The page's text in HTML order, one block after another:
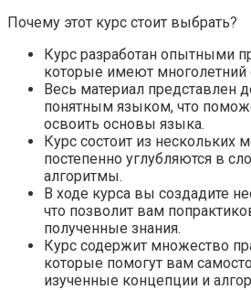
Почему этот курс стоит выбрать?
Курс разработан опытными
которые имеют многолетний
Весь материал представлен
понятным языком, что
освоить основы языка.
Курс состоит из нескольких
постепенно углубляются в
алгоритмы.
В ходе курса вы создадите
что позволит вам
полученные знания.
Курс содержит множество
которые помогут вам
изученные концепции и